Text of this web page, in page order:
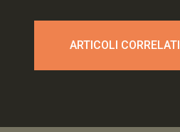
ARTICOLI CORRELATI